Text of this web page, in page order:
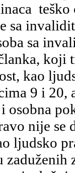
sa
sa
koji
kao
9 i 20,
osobna
nije se
ljudsko